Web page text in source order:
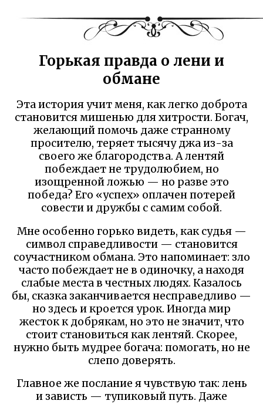
Горькая правда о лени и
обмане
Эта история учит меня, как легко доброта
становится мишенью для хитрости. Богач,
желающий помочь даже странному
просителю, теряет тысячу джа из-за
своего же благородства. А лентяй
побеждает не трудолюбием, но
изощренной ложью — но разве это
победа? Его «успех» оплачен потерей
совести и дружбы с самим собой.
Мне особенно горько видеть, как судья —
символ справедливости — становится
соучастником обмана. Это напоминает: зло
часто побеждает не в одиночку, а находя
слабые места в честных людях. Казалось
бы, сказка заканчивается несправедливо —
но здесь и кроется урок. Иногда мир
жесток к добрякам, но это не значит, что
стоит становиться как лентяй. Скорее,
нужно быть мудрее богача: помогать, но не
слепо доверять.
Главное же послание я чувствую так: лень
и зависть — тупиковый путь. Даже